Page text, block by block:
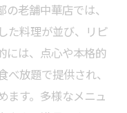
老舗中華店では、
た料理が並び、リピ
には、点心や本格的
放題で提供され、
ます。多様なメニュ